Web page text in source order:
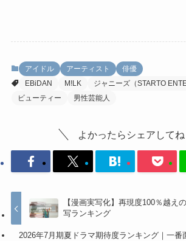
アイドル アーティスト
俳優
EBiDAN
M!LK
ジャニーズ（STARTO
ビューティー
男性芸能人
よかったらシェアしてね
【漫画実写化】再現度100％越え
写ランキング
2026年7月期夏ドラマ期待度ランキング｜一番